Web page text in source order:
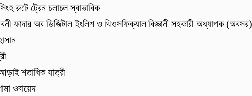
রুটে ট্রেন চলাচল স্বাভাবিক
ফাদার অব ডিজিটাল ইংলিশ ও থিওসফিক্যাল বিজ্ঞানী সহকারী অধ্যাপক (অবসর)
শতাধিক যাত্রী
ওবায়েদ